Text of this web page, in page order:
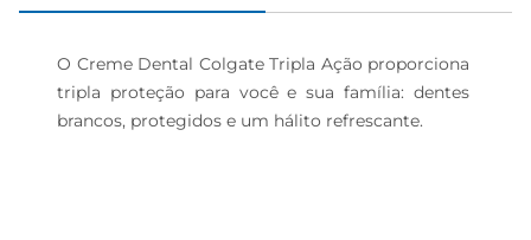
O Creme Dental Colgate Tripla Ação proporciona
tripla proteção para você e sua família: dentes
brancos, protegidos e um hálito refrescante.